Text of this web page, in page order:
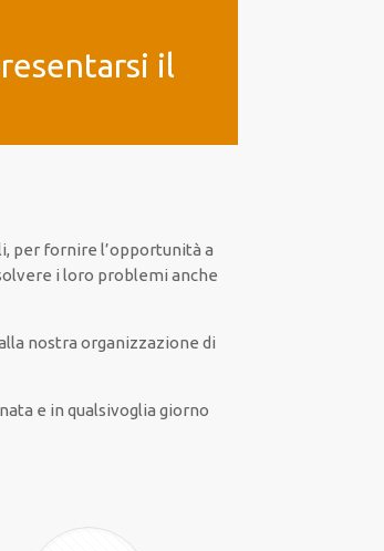
il
, per fornire l’opportunità a
i loro problemi anche
nostra organizzazione di
e inqualsivoglia giorno